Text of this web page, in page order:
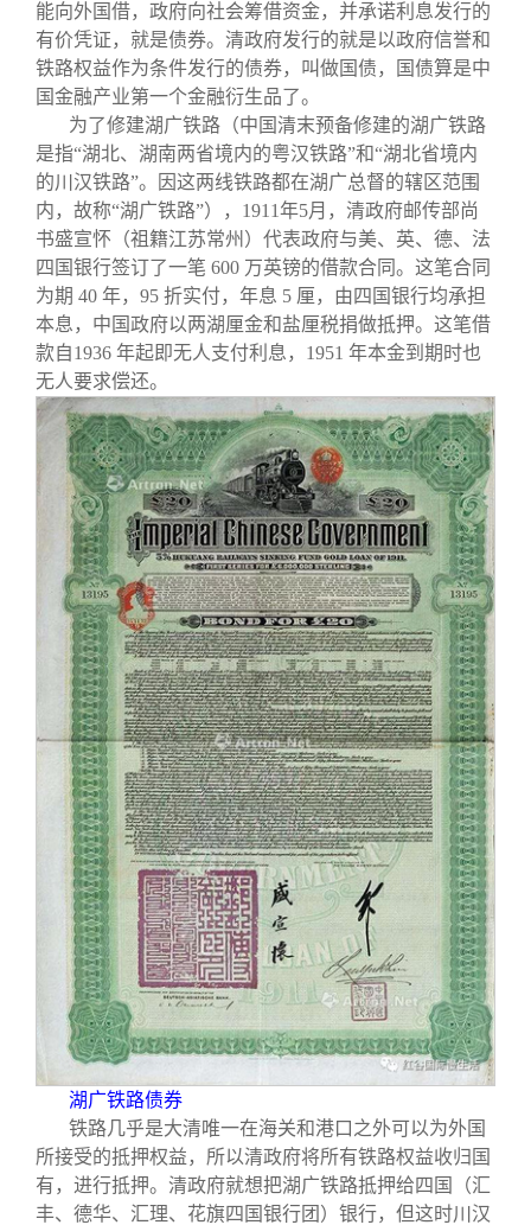
校友视界
理事会名单
制度法规
联系我们
能向外国借，政府向社会筹借资金，并承诺利息发行的
有价凭证，就是债券。清政府发行的就是以政府信誉和
铁路权益作为条件发行的债券，叫做国债，国债算是中
国金融产业第一个金融衍生品了。
为了修建湖广铁路（中国清末预备修建的湖广铁路
是指“湖北、湖南两省境内的粤汉铁路”和“湖北省境内
的川汉铁路”。因这两线铁路都在湖广总督的辖区范围
内，故称“湖广铁路”），1911年5月，清政府邮传部尚
书盛宣怀（祖籍江苏常州）代表政府与美、英、德、法
四国银行签订了一笔 600 万英镑的借款合同。这笔合同
为期 40 年，95 折实付，年息 5 厘，由四国银行均承担
本息，中国政府以两湖厘金和盐厘税捐做抵押。这笔借
款自1936 年起即无人支付利息，1951 年本金到期时也
无人要求偿还。
湖广铁路债券
铁路几乎是大清唯一在海关和港口之外可以为外国
所接受的抵押权益，所以清政府将所有铁路权益收归国
有，进行抵押。清政府就想把湖广铁路抵押给四国（汇
丰、德华、汇理、花旗四国银行团）银行，但这时川汉